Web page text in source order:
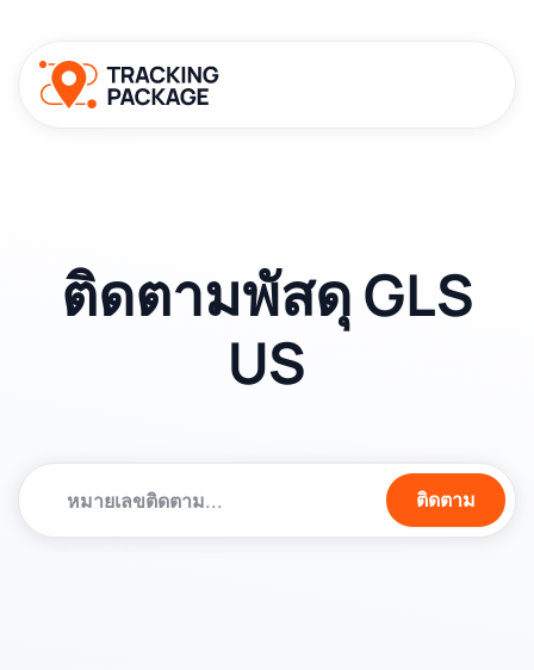
ติดตามพัสดุ GLS
US
ติดตาม